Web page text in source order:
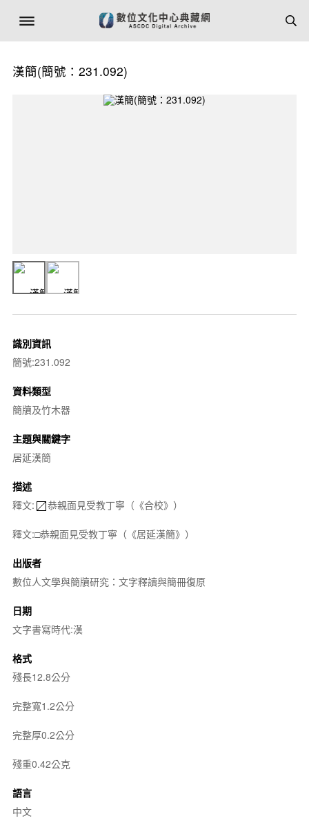
漢簡(簡號：231.092)
識別資訊
簡號:231.092
資料類型
簡牘及竹木器
主題與關鍵字
居延漢簡
描述
釋文:
恭親面見受教丁寧（《合校》）
釋文:□恭親面見受教丁寧（《居延漢簡》）
出版者
數位人文學與簡牘研究：文字釋讀與簡冊復原
日期
文字書寫時代:漢
格式
殘長12.8公分
完整寬1.2公分
完整厚0.2公分
殘重0.42公克
語言
中文